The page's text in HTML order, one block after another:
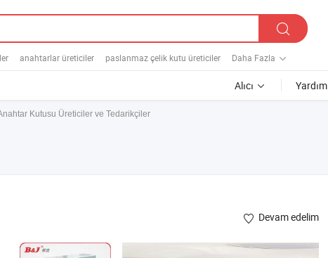
anahtarlar üreticiler paslanmaz çelik kutu üreticiler Daha Fazla
Alıcı Yardım
Kutusu Üreticiler ve Tedarikçiler
Devam edelim